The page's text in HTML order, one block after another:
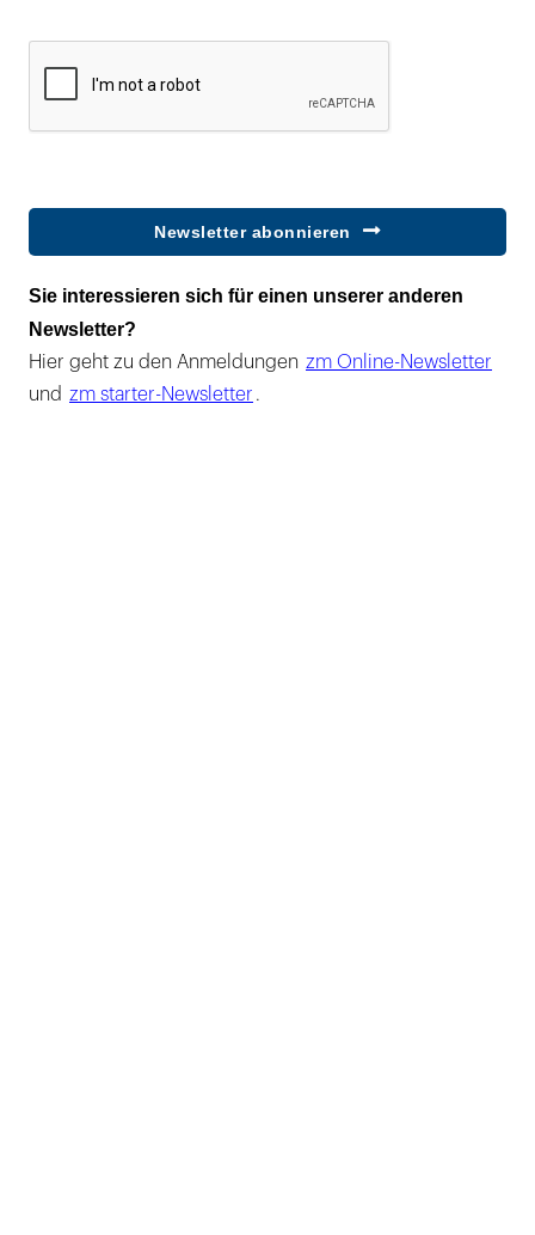
Newsletter abonnieren
Sie interessieren sich für einen unserer anderen
Newsletter?
Hier geht zu den Anmeldungen zm Online-Newsletter
und zm starter-Newsletter .